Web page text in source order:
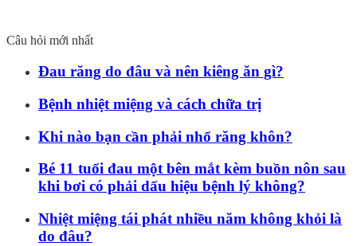
Câu hỏi mới nhất
Đau răng do đâu và nên kiêng ăn gì?
Bệnh nhiệt miệng và cách chữa trị
Khi nào bạn cần phải nhổ răng khôn?
Bé 11 tuổi đau một bên mắt kèm buồn nôn sau
khi bơi có phải dấu hiệu bệnh lý không?
Nhiệt miệng tái phát nhiều năm không khỏi là
do đâu?